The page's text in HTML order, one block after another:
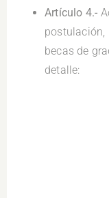
Artículo 4.-
becas de
detalle: